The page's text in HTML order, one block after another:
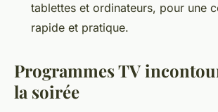
tablettes et ordinateurs, pour une
rapide et pratique.
Programmes TV
la soirée